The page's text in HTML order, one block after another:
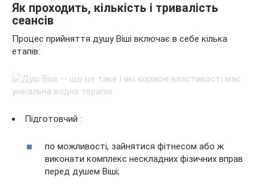
Як проходить, кількість і тривалість
сеансів
Процес прийняття душу Віші включає в себе кілька
етапів:
Підготовчий :
по можливості, зайнятися фітнесом або ж
виконати комплекс нескладних фізичних вправ
перед душем Віші;